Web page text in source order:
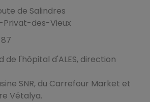
de Salindres
Privat-des-Vieux
de l'hôpital d'ALES, direction
SNR, du Carrefour Market et
Vétalya.